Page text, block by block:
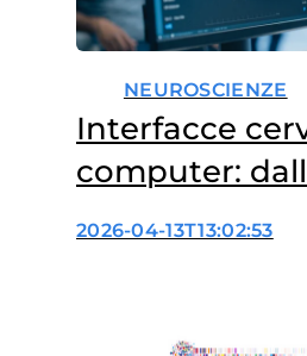
NEUROSCIENZE
Interfacce
computer:
prima
2026-04-13T13:02:53